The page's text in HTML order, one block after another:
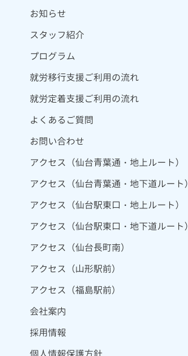
お知らせ
スタッフ紹介
プログラム
就労移行支援ご利用の流れ
就労定着支援ご利用の流れ
よくあるご質問
お問い合わせ
アクセス（仙台青葉通・地上ルート）
アクセス（仙台青葉通・地下道ルート）
アクセス（仙台駅東口・地上ルート）
アクセス（仙台駅東口・地下道ルート）
アクセス（仙台長町南）
アクセス（山形駅前）
アクセス（福島駅前）
会社案内
採用情報